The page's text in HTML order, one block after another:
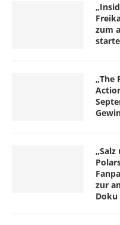
zum
„The
zur
Doku